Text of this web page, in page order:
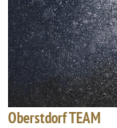
Oberstdorf TEAM